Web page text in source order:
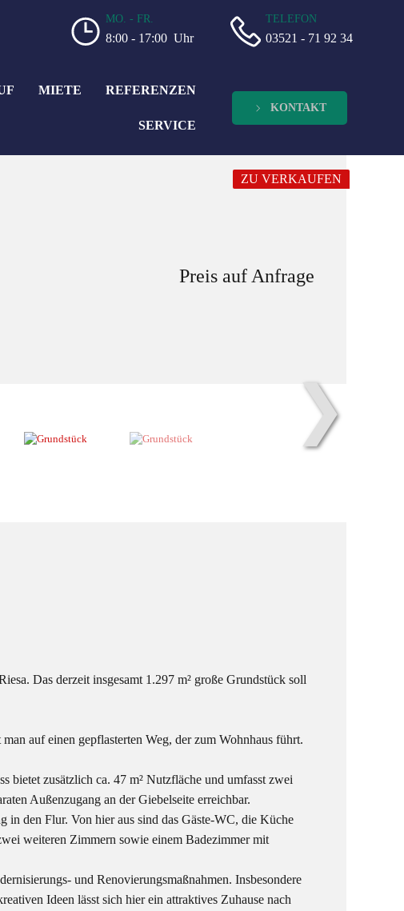
MO. - FR.
8:00 - 17:00 Uhr
TELEFON
03521 - 71 92 34
MIETE REFERENZEN
SERVICE
KONTAKT
ZU VERKAUFEN
Preis auf Anfrage
❯
Das derzeit insgesamt 1.297 m² große Grundstück soll
auf einen gepflasterten Weg, der zum Wohnhaus führt.
bietet zusätzlich ca. 47 m² Nutzfläche und umfasst zwei
Außenzugang an der Giebelseite erreichbar.
in den Flur. Von hier aus sind das Gäste-WC, die Küche
weiteren Zimmern sowie einem Badezimmer mit
und Renovierungsmaßnahmen. Insbesondere
Ideen lässt sich hier ein attraktives Zuhause nach